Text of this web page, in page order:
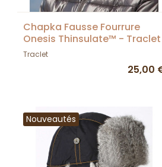
Chapka Fausse Fourrure
Onesis Thinsulate™ - Traclet
Traclet
25,00
Nouveautés